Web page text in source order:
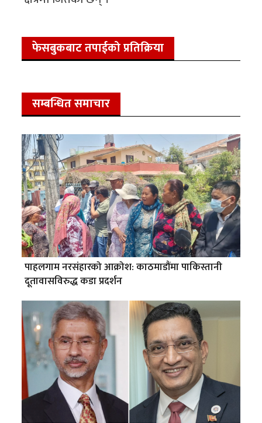
फेसबुकबाट तपाईको प्रतिक्रिया
सम्बन्धित समाचार
पाहलगाम नरसंहारको आक्रोश: काठमाडौंमा पाकिस्तानी
दूतावासविरुद्ध कडा प्रदर्शन